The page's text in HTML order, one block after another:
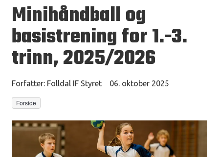
Minihåndball og
basistrening for 1.-3.
trinn, 2025/2026
Forfatter: Folldal IF Styret 06. oktober 2025
Forside